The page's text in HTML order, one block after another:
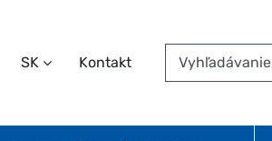
SK Kontakt
Vyhľadávanie